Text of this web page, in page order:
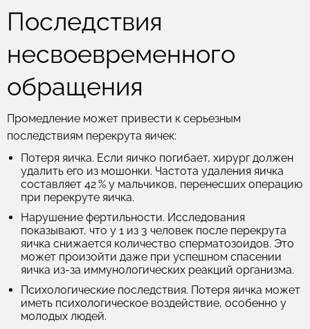
Последствия
несвоевременного
обращения
Промедление может привести к серьезным
последствиям перекрута яичек:
Потеря яичка. Если яичко погибает, хирург должен
удалить его из мошонки. Частота удаления яичка
составляет 42 % у мальчиков, перенесших операцию
при перекруте яичка.
Нарушение фертильности. Исследования
показывают, что у 1 из 3 человек после перекрута
яичка снижается количество сперматозоидов. Это
может произойти даже при успешном спасении
яичка из-за иммунологических реакций организма.
Психологические последствия. Потеря яичка может
иметь психологическое воздействие, особенно у
молодых людей.